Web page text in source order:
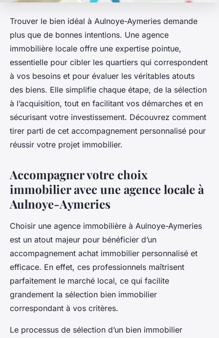
Trouver le bien idéal à Aulnoye-Aymeries demande
plus que de bonnes intentions. Une agence
immobilière locale offre une expertise pointue,
essentielle pour cibler les quartiers qui correspondent
à vos besoins et pour évaluer les véritables atouts
des biens. Elle simplifie chaque étape, de la sélection
à l’acquisition, tout en facilitant vos démarches et en
sécurisant votre investissement. Découvrez comment
tirer parti de cet accompagnement personnalisé pour
réussir votre projet immobilier.
Accompagner votre choix
immobilier avec une agence locale à
Aulnoye-Aymeries
Choisir une agence immobilière à Aulnoye-Aymeries
est un atout majeur pour bénéficier d’un
accompagnement achat immobilier personnalisé et
efficace. En effet, ces professionnels maîtrisent
parfaitement le marché local, ce qui facilite
grandement la sélection bien immobilier
correspondant à vos critères.
Le processus de sélection d’un bien immobilier